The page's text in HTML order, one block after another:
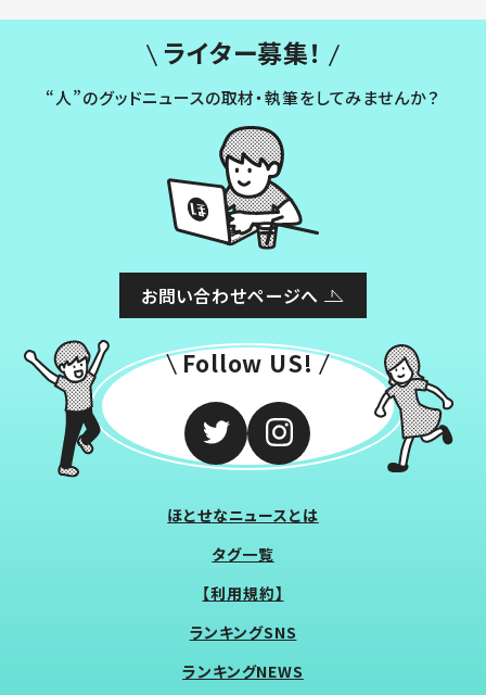
ライター募集！
“人”のグッドニュースの取材・執筆をしてみませんか？
お問い合わせページへ
Follow US!
ほとせなニュースとは
タグ一覧
【利用規約】
ランキングSNS
ランキングNEWS